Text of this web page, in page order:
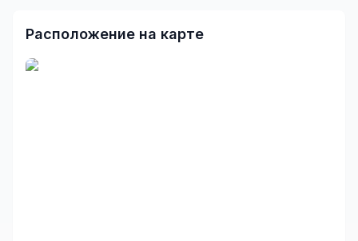
Расположение на карте